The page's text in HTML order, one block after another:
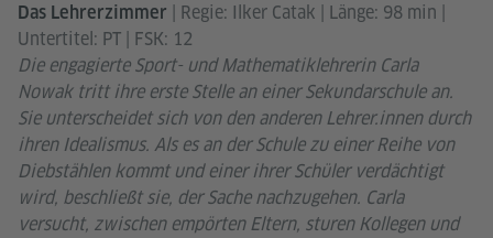
Das Lehrerzimmer
| Regie: Ilker Catak | Länge: 98 min |
Untertitel: PT | FSK: 12
Die engagierte Sport- und Mathematiklehrerin Carla
Nowak tritt ihre erste Stelle an einer Sekundarschule an.
Sie unterscheidet sich von den anderen Lehrer.innen durch
ihren Idealismus. Als es an der Schule zu einer Reihe von
Diebstählen kommt und einer ihrer Schüler verdächtigt
wird, beschließt sie, der Sache nachzugehen. Carla
versucht, zwischen empörten Eltern, sturen Kollegen und